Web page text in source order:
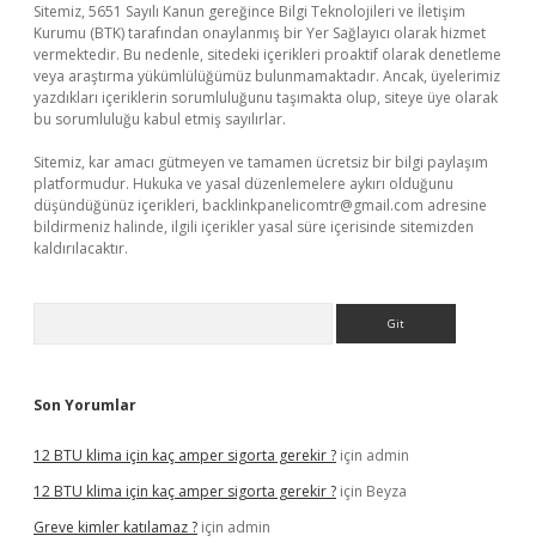
Sitemiz, 5651 Sayılı Kanun gereğince Bilgi Teknolojileri ve İletişim
Kurumu (BTK) tarafından onaylanmış bir Yer Sağlayıcı olarak hizmet
vermektedir. Bu nedenle, sitedeki içerikleri proaktif olarak denetleme
veya araştırma yükümlülüğümüz bulunmamaktadır. Ancak, üyelerimiz
yazdıkları içeriklerin sorumluluğunu taşımakta olup, siteye üye olarak
bu sorumluluğu kabul etmiş sayılırlar.
Sitemiz, kar amacı gütmeyen ve tamamen ücretsiz bir bilgi paylaşım
platformudur. Hukuka ve yasal düzenlemelere aykırı olduğunu
düşündüğünüz içerikleri, backlinkpanelicomtr@gmail.com adresine
bildirmeniz halinde, ilgili içerikler yasal süre içerisinde sitemizden
kaldırılacaktır.
Son Yorumlar
12 BTU klima için kaç amper sigorta gerekir ? için admin
12 BTU klima için kaç amper sigorta gerekir ? için Beyza
Greve kimler katılamaz ? için admin